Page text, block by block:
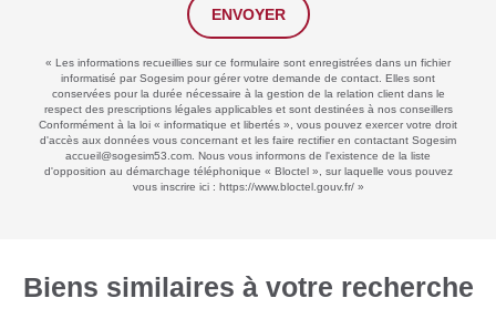
ENVOYER
« Les informations recueillies sur ce formulaire sont enregistrées dans un fichier
informatisé par Sogesim pour gérer votre demande de contact. Elles sont
conservées pour la durée nécessaire à la gestion de la relation client dans le
respect des prescriptions légales applicables et sont destinées à nos conseillers
Conformément à la loi « informatique et libertés », vous pouvez exercer votre droit
d'accès aux données vous concernant et les faire rectifier en contactant Sogesim
accueil@sogesim53.com. Nous vous informons de l'existence de la liste
d'opposition au démarchage téléphonique « Bloctel », sur laquelle vous pouvez
vous inscrire ici : https://www.bloctel.gouv.fr/»
Biens similaires à votre recherche